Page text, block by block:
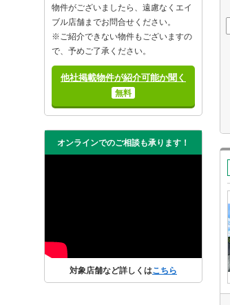
物件がございましたら、遠慮なくエイ
ブル店舗までお問合せください。
※ご紹介できない物件もございますの
で、予めご了承ください。
他社掲載物件が紹介可能か聞く
無料
オンラインでのご相談も承ります！
対象店舗など詳しくはこちら